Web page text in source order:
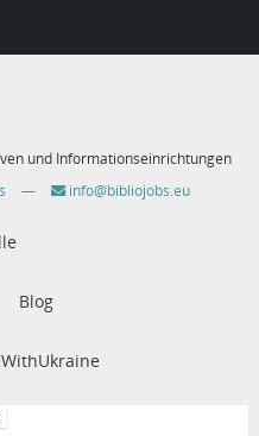
und Informationseinrichtungen
— info@bibliojobs.eu
Blog